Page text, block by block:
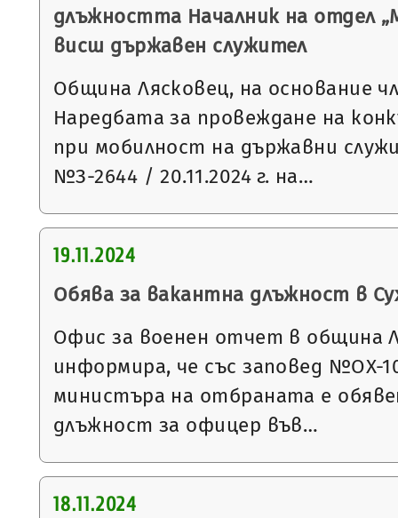
длъжността Началник на отдел
висш държавен служител
Община Лясковец, на основание
Наредбата за провеждане на
при мобилност на държавни
№З-2644 / 20.11.2024 г. на…
19.11.2024
Обява за вакантна длъжност в
Офис за военен отчет в община
информира, че със заповед №ОХ-
министъра на отбраната е
длъжност за офицер във…
18.11.2024